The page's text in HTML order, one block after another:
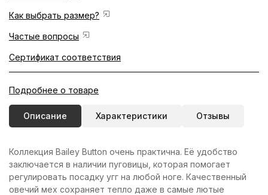
Как выбрать размер?
Частые вопросы
Сертификат соответствия
Подробнее о товаре
Описание Характеристики Отзывы
Коллекция Bailey Button очень практична. Её удобство
заключается в наличии пуговицы, которая помогает
регулировать посадку угг на любой ноге. Качественный
овечий мех сохраняет тепло даже в самые лютые